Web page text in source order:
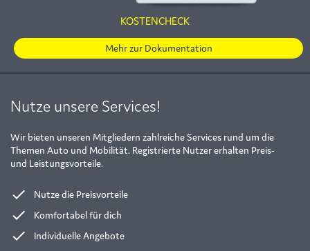
KOSTENCHECK
Mehr zur Dokumentation
Nutze unsere Services!
Wir bieten unseren Mitgliedern zahlreiche Services rund um die
Themen Auto und Mobilität. Registrierte Nutzer erhalten Preis-
und Leistungsvorteile.
done Nutze die Preisvorteile
done Komfortabel für dich
done Individuelle Angebote